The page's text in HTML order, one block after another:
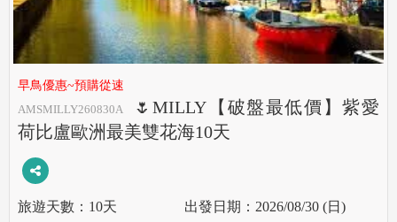
早鳥優惠~預購從速
AMSMILLY260830A
🌷MILLY【破盤最低價】紫愛
荷比盧歐洲最美雙花海10天
10天 2026/08/30 (日)